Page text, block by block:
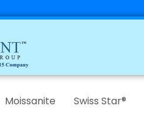
Moissanite Swiss Star®